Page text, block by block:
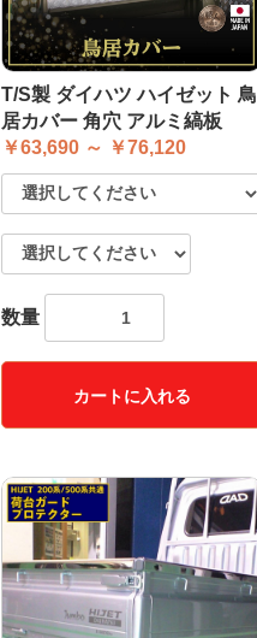
T/S製 ダイハツ ハイゼット 鳥
居カバー 角穴 アルミ縞板
￥63,690 ～ ￥76,120
数量
カートに入れる